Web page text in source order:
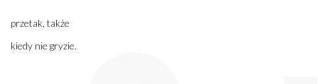
przetak, także
kiedy nie gryzie.